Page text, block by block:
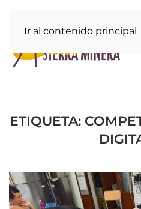
Ir al contenido principal
ETIQUETA: